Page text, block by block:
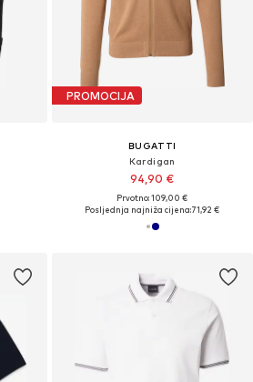
PROMOCIJA
BUGATTI
Kardigan
94,90 €
Prvotno: 109,00 €
Posljednja najniža cijena:71,92 €